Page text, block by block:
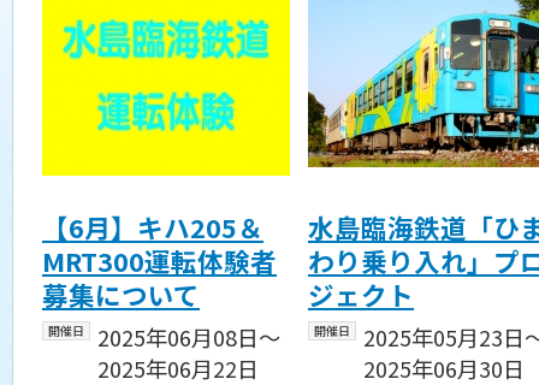
【6月】キハ205＆
MRT300運転体験者
募集について
開催日
2025年06月08日〜
2025年06月22日
水島臨海鉄道「ひ
わり乗り入れ」プ
ジェクト
開催日
2025年05月23日
2025年06月30日